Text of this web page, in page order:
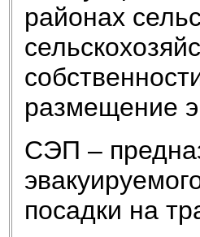
районах
размещение
СЭП –
посадки на